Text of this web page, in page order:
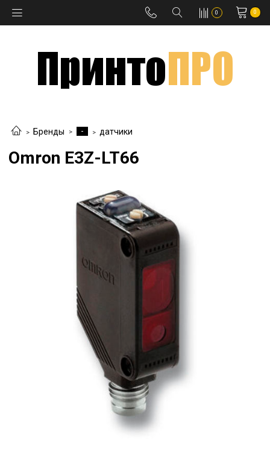
0 0
Бренды - датчики
Omron E3Z-LT66